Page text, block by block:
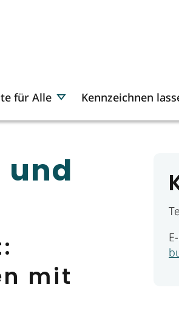
für Alle Kennzeichnen
und
mit